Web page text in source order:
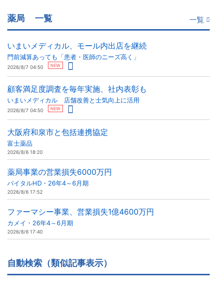
薬局 一覧 一覧
いまいメディカル、モール内出店を継続
門前減算あっても「患者・医師のニーズ高く」
2026/8/7 04:50 NEW
顧客満足度調査を毎年実施、社内表彰も
いまいメディカル 店舗改善と士気向上に活用
2026/8/7 04:50 NEW
大阪府和泉市と包括連携協定
富士薬品
2026/8/6 18:20
薬局事業の営業損失6000万円
バイタルHD・26年4～6月期
2026/8/6 17:52
ファーマシー事業、営業損失1億4600万円
カメイ・26年4～6月期
2026/8/6 17:40
自動検索（類似記事表示）